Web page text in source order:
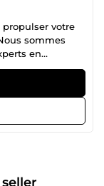
propulser votre
sommes
en
numériques
créer des sites
les
Nous
Nous tirons